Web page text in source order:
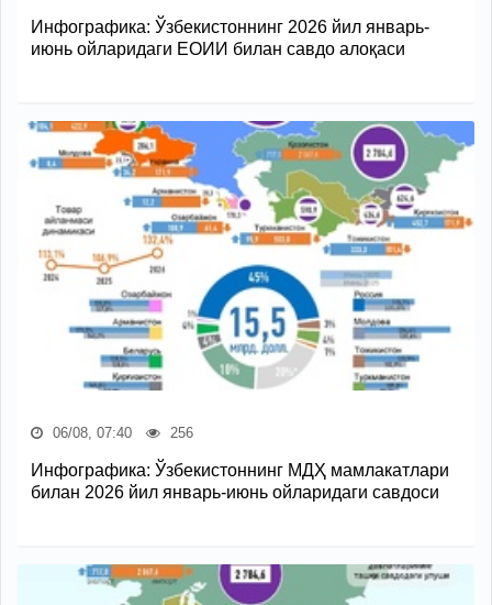
Инфографика: Ўзбекистоннинг 2026 йил январь-
июнь ойларидаги ЕОИИ билан савдо алоқаси
06/08, 07:40 256
Инфографика: Ўзбекистоннинг МДҲ мамлакатлари
билан 2026 йил январь-июнь ойларидаги савдоси